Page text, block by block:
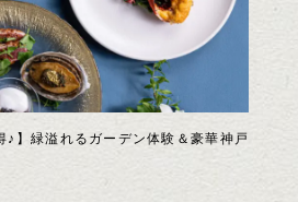
♪】緑溢れるガーデン体験＆豪華神戸